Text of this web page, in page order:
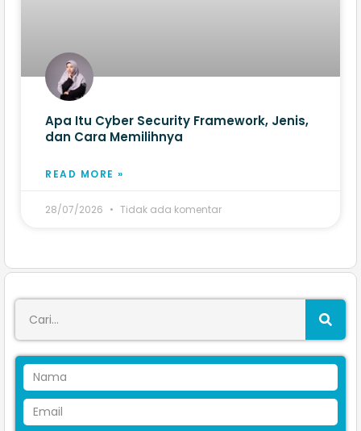
Apa Itu Cyber Security Framework, Jenis,
dan Cara Memilihnya
READ MORE »
28/07/2026 Tidak ada komentar